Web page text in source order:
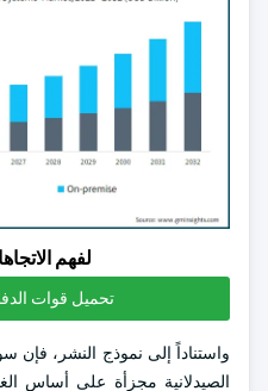
لفهم
تحميل قوات
واستناداً إلى نموذج النشر،